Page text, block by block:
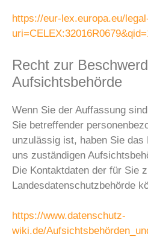
https://eur-lex.europa.eu/
Recht zur
Aufsichtsbehörde
Wenn Sie der Auffassung
Sie betreffender
unzulässig ist, haben Sie
uns zuständigen
Die Kontaktdaten der für Sie
Landesdatenschutzbehörde
https://www.datenschutz-
wiki.de/